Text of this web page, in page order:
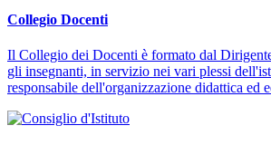
Collegio Docenti
Il Collegio dei Docenti è formato dal
gli insegnanti, in servizio nei vari plessi
responsabile dell'organizzazione didattica ed